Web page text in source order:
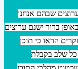
שבהם אנחנו
ברור ישנם ערוצים
הראו כי תוכן
כל שלב בקבלת